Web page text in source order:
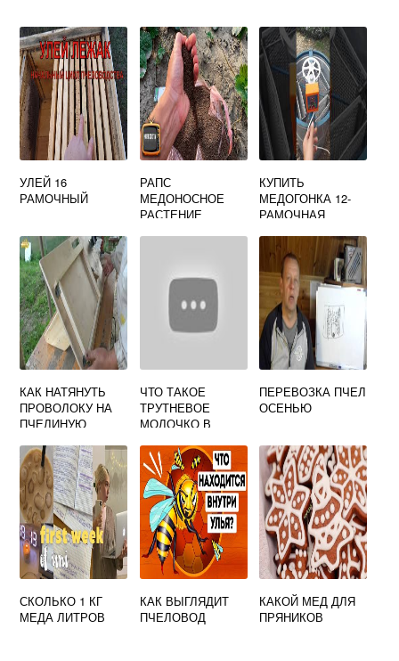
УЛЕЙ 16
РАМОЧНЫЙ
РАПС
МЕДОНОСНОЕ
РАСТЕНИЕ
КУПИТЬ
МЕДОГОНКА 12-
РАМОЧНАЯ
САМОПОВОРОТН
АЯ С
ДВИГАТЕЛЕМ
КАК НАТЯНУТЬ
ПРОВОЛОКУ НА
ПЧЕЛИНУЮ
ПРИСПОСОБЛЕНИ
Й
ЧТО ТАКОЕ
ТРУТНЕВОЕ
МОЛОЧКО В
ПЕРЕВОЗКА ПЧЕЛ
ОСЕНЬЮ
СКОЛЬКО 1 КГ
МЕДА ЛИТРОВ
КАК ВЫГЛЯДИТ
ПЧЕЛОВОД
КАКОЙ МЕД ДЛЯ
ПРЯНИКОВ